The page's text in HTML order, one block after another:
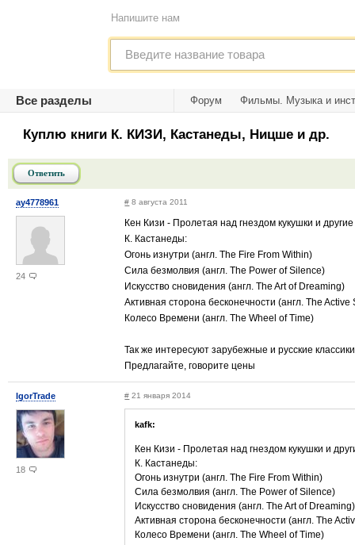
Напишите нам
Все разделы Форум Фильмы. Музыка и
Куплю книги К. КИЗИ, Кастанеды, Ницше и др.
Ответить
ay4778961
24
# 8 августа 2011
Кен Кизи - Пролетая над гнездом кукушки и
К. Кастанеды:
Огонь изнутри (англ. The Fire From Within)
Сила безмолвия (англ. The Power of Silence)
Искусство сновидения (англ. The Art of Dreaming)
Активная сторона бесконечности (англ. The Active
Колесо Времени (англ. The Wheel of Time)
Так же интересуют зарубежные и русские
Предлагайте, говорите цены
IgorTrade
18
# 21 января 2014
kafk:
Кен Кизи - Пролетая над гнездом кукушки и
К. Кастанеды:
Огонь изнутри (англ. The Fire From Within)
Сила безмолвия (англ. The Power of Silence)
Искусство сновидения (англ. The Art of Dreaming)
Активная сторона бесконечности (англ. The
Колесо Времени (англ. The Wheel of Time)